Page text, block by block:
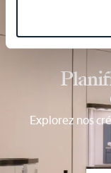
Explorez nos